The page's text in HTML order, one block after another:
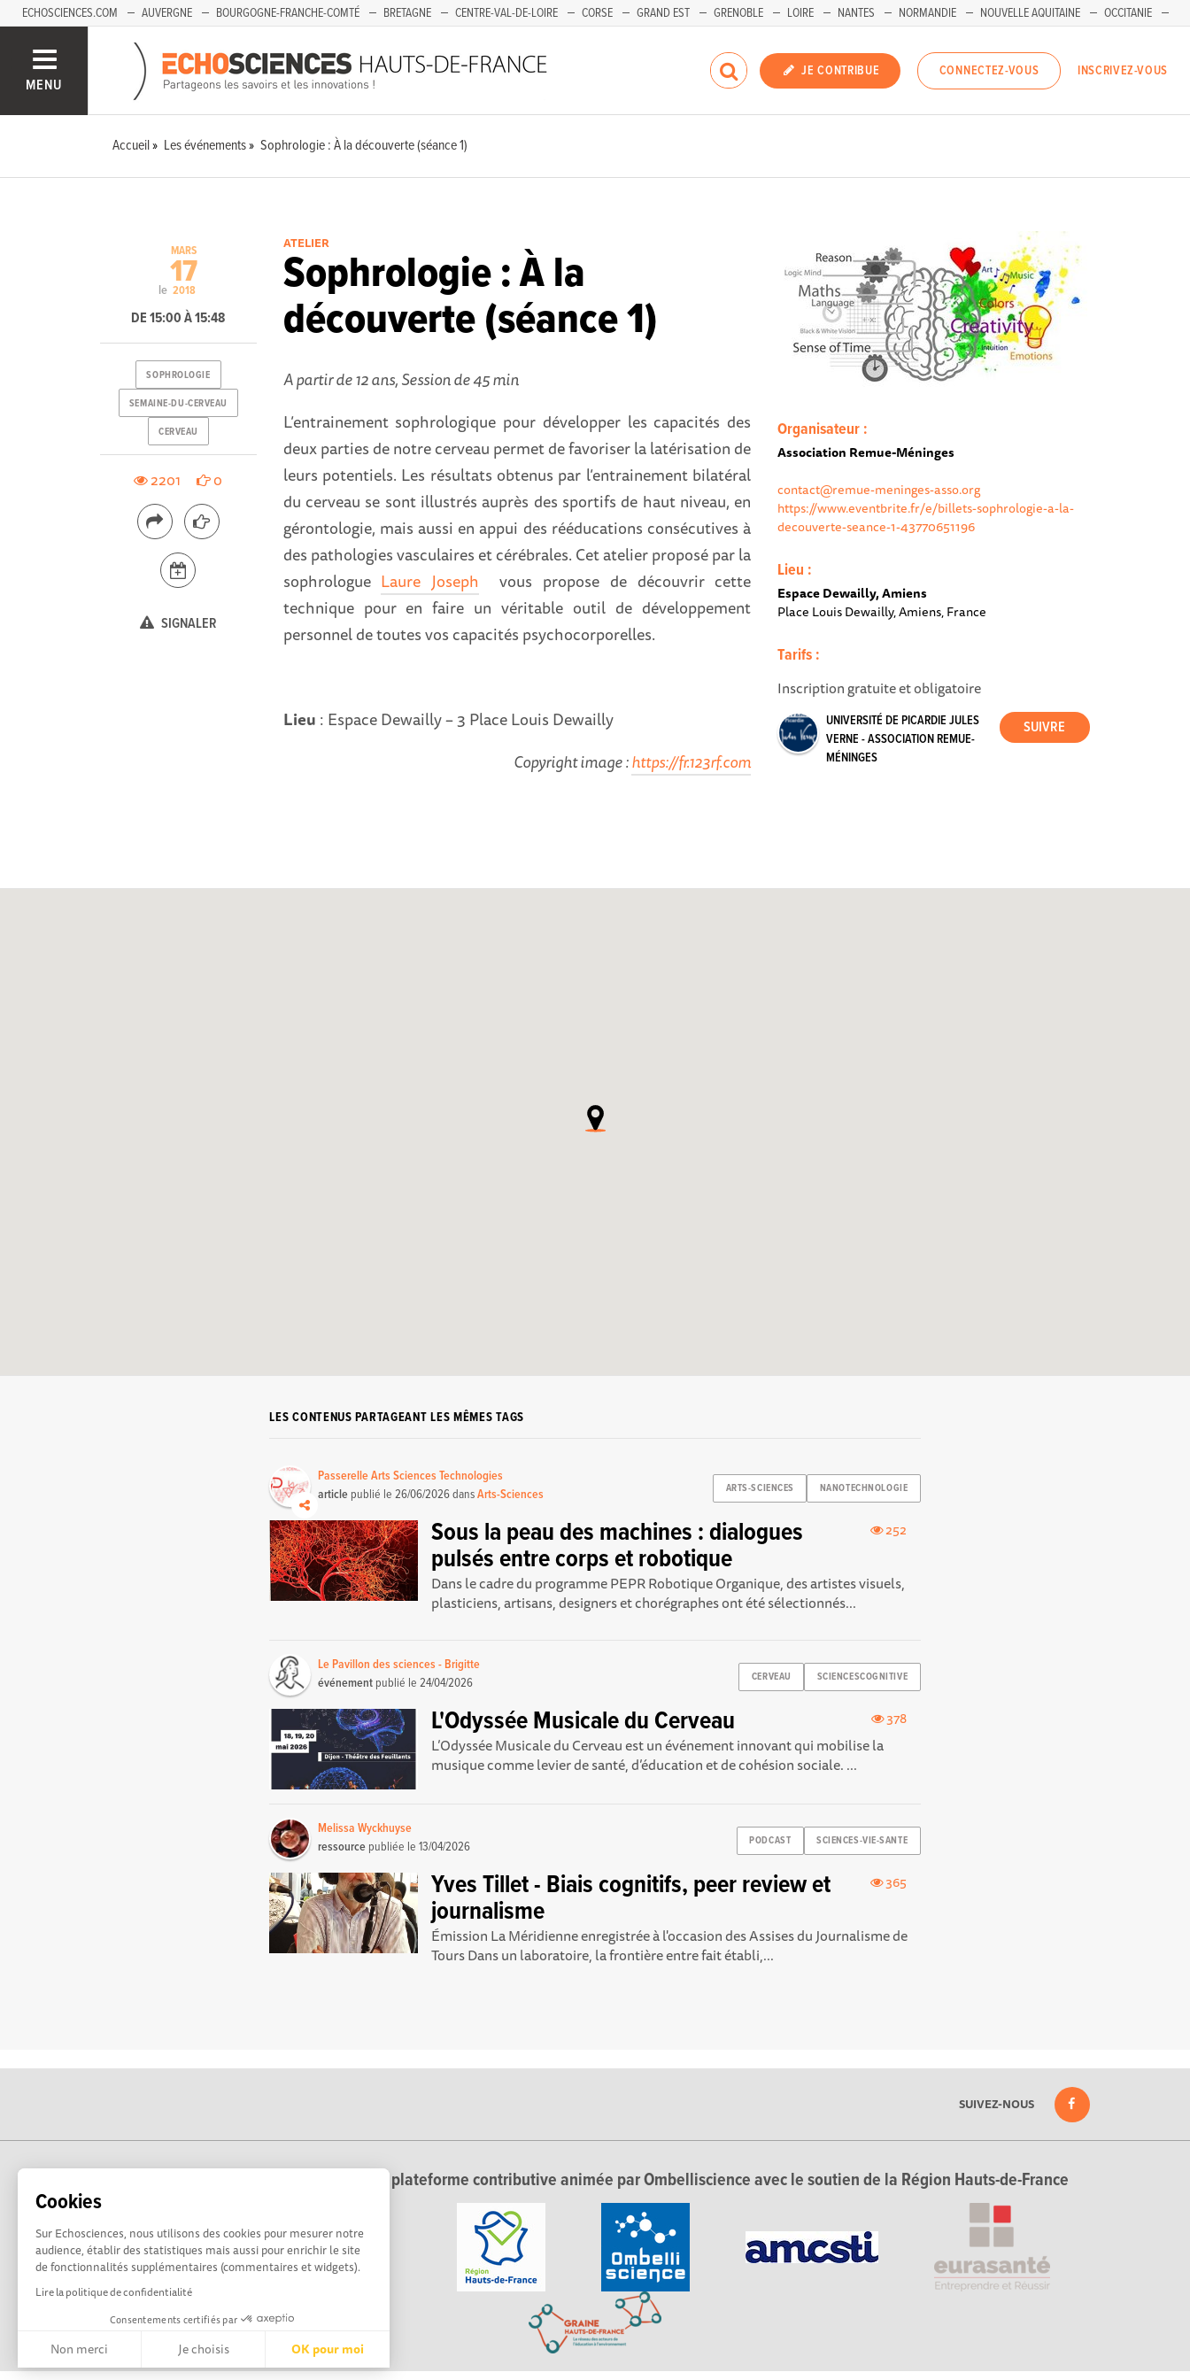
Cookies
Sur Echosciences, nous utilisons des cookies pour mesurer notre
audience, établir des statistiques mais aussi pour enrichir le site
de fonctionnalités supplémentaires (commentaires et widgets).
Lire la politique de confidentialité
Consentements certifiés par
Non merci Je choisis OK pour moi
ECHOSCIENCES.COM AUVERGNE BOURGOGNE-FRANCHE-COMTÉ BRETAGNE CENTRE-VAL-DE-LOIRE CORSE GRAND EST GRENOBLE LOIRE NANTES NORMANDIE NOUVELLE AQUITAINE
OCCITANIE
SAVOIE MONT-BLANC
MENU
JE CONTRIBUE CONNECTEZ-VOUS INSCRIVEZ-VOUS
Accueil Les événements Sophrologie : À la découverte (séance 1)
ATELIER
Sophrologie : À la
découverte (séance 1)
A partir de 12 ans, Session de 45 min
L’entrainement sophrologique pour développer les capacités des
deux parties de notre cerveau permet de favoriser la latérisation de
leurs potentiels. Les résultats obtenus par l’entrainement bilatéral
du cerveau se sont illustrés auprès des sportifs de haut niveau, en
gérontologie, mais aussi en appui des rééducations consécutives à
des pathologies vasculaires et cérébrales. Cet atelier proposé par la
sophrologue Laure Joseph vous propose de découvrir cette
technique pour en faire un véritable outil de développement
personnel de toutes vos capacités psychocorporelles.
Lieu : Espace Dewailly – 3 Place Louis Dewailly
Copyright image :https://fr.123rf.com
Organisateur :
Association Remue-Méninges
contact@remue-meninges-asso.org
https://www.eventbrite.fr/e/billets-sophrologie-a-la-
decouverte-seance-1-43770651196
Lieu :
Espace Dewailly, Amiens
Place Louis Dewailly, Amiens, France
Tarifs :
Inscription gratuite et obligatoire
UNIVERSITÉ DE PICARDIE JULES
VERNE - ASSOCIATION REMUE-
MÉNINGES
le
MARS
17
2018
DE 15:00 À 15:48
SOPHROLOGIE
SEMAINE-DU-CERVEAU
CERVEAU
2201 0
SIGNALER
LES CONTENUS PARTAGEANT LES MÊMES TAGS
ARTS-SCIENCES NANOTECHNOLOGIE
Passerelle Arts Sciences Technologies
article publié le26/06/2026dansArts-Sciences
252
Sous la peau des machines : dialogues
pulsés entre corps et robotique
Dans le cadre du programme PEPR Robotique Organique, des artistes visuels,
plasticiens, artisans, designers et chorégraphes ont été sélectionnés...
CERVEAU SCIENCESCOGNITIVE
Le Pavillon des sciences - Brigitte
événement publié le24/04/2026
378
L'Odyssée Musicale du Cerveau
L’Odyssée Musicale du Cerveau est un événement innovant qui mobilise la
musique comme levier de santé, d’éducation et de cohésion sociale. ...
PODCAST SCIENCES-VIE-SANTE
Melissa Wyckhuyse
ressource publiée le13/04/2026
365
Yves Tillet - Biais cognitifs, peer review et
journalisme
Émission La Méridienne enregistrée à l'occasion des Assises du Journalisme de
Tours Dans un laboratoire, la frontière entre fait établi,...
SUIVEZ-NOUS
Echosciences Hauts-de-France est une plateforme contributive animée par Ombelliscience avec le soutien de la Région Hauts-de-France